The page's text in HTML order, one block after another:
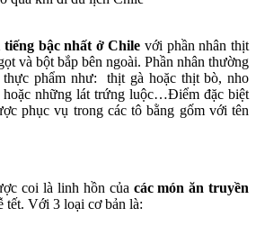
bậc nhất ở Chile với phần nhân thịt
và bột bắp bên ngoài. Phần nhân thường
thực phẩm như: thịt gà hoặc thịt bò, nho
hoặc những lát trứng luộc…Điểm đặc biệt
phục vụ trong các tô bằng gốm với tên
coi là linh hồn của các món ăn truyền
tết. Với 3 loại cơ bản là: